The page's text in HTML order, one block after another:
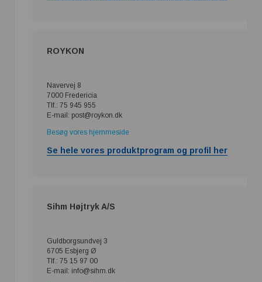
ROYKON
Navervej 8
7000 Fredericia
Tlf.: 75 945 955
E-mail: post@roykon.dk
Besøg vores hjemmeside
Se hele vores produktprogram og profil her
Sihm Højtryk A/S
Guldborgsundvej 3
6705 Esbjerg Ø
Tlf.: 75 15 97 00
E-mail: info@sihm.dk